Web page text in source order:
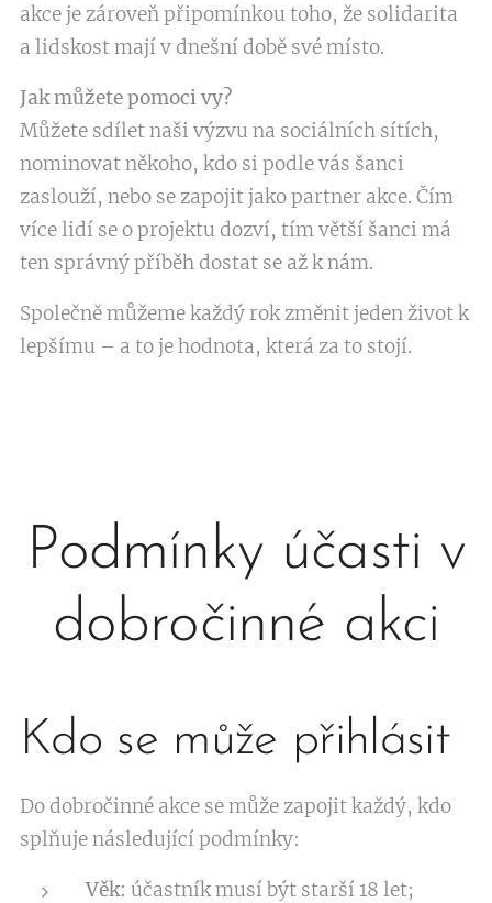
akce je zároveň připomínkou toho, že solidarita
a lidskost mají v dnešní době své místo.
Jak můžete pomoci vy?
Můžete sdílet naši výzvu na sociálních sítích,
nominovat někoho, kdo si podle vás šanci
zaslouží, nebo se zapojit jako partner akce. Čím
více lidí se o projektu dozví, tím větší šanci má
ten správný příběh dostat se až k nám.
Společně můžeme každý rok změnit jeden život k
lepšímu – a to je hodnota, která za to stojí.
Podmínky účasti v
dobročinné akci
Kdo se může přihlásit
Do dobročinné akce se může zapojit každý, kdo
splňuje následující podmínky:
Věk: účastník musí být starší 18 let;